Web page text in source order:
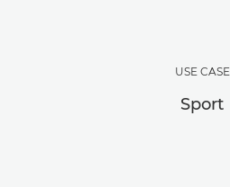
USE CASE
Sport